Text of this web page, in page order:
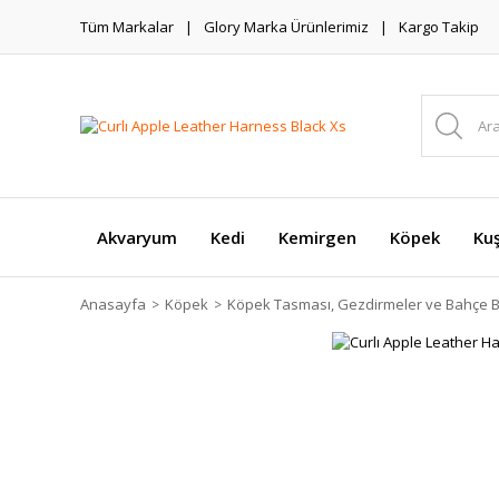
Tüm Markalar Glory Marka Ürünlerimiz Kargo Takip
Akvaryum Kedi Kemirgen Köpek
Anasayfa Köpek Köpek Tasması, Gezdirmeler ve Bahçe